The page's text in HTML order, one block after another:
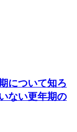
について知ろ
ない更年期の